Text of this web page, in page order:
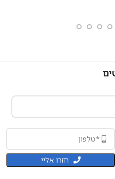
חזרו אליי